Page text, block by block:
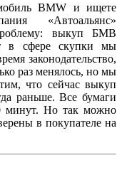
BMW и ищете
«Автоальянс»
выкуп БМВ
в сфере скупки мы
законодательство,
раз менялось, но мы
что сейчас выкуп
раньше. Все бумаги
минут. Но так можно
в покупателе на